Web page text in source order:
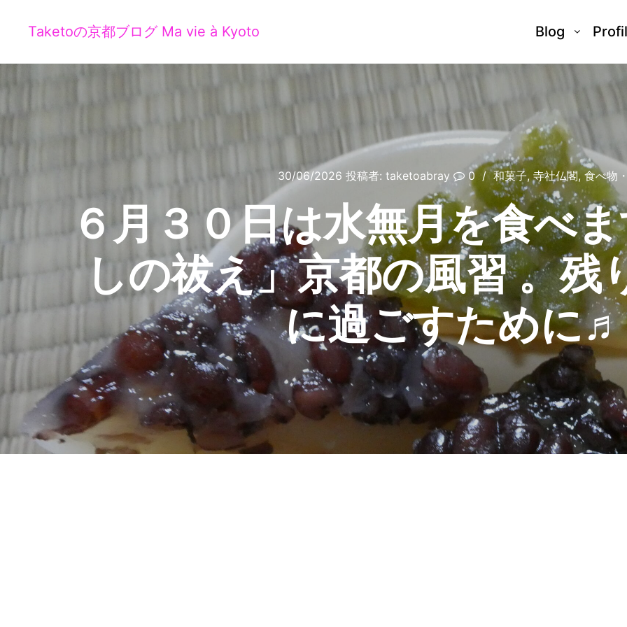
Taketoの京都ブログ Ma vie à Kyoto Blog Profil
30/06/2026 投稿者: taketoabray 0 和菓子,寺社仏閣, 食べ物
６月３０日は水無月を食べ
しの祓え」京都の風習 。残
に過ごすために